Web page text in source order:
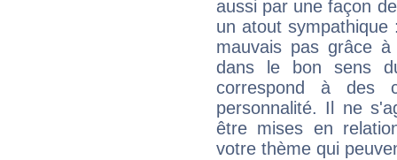
aussi par une façon
un atout
mauvais pas grâce
dans le bon sens
correspond à des
personnalité. Il ne
être mises en
votre thème qui